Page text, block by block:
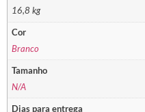
16,8 kg
Cor
Branco
Tamanho
N/A
Dias para entrega